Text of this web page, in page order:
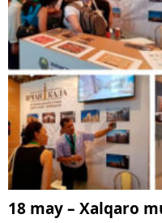
18 may – Xalqaro